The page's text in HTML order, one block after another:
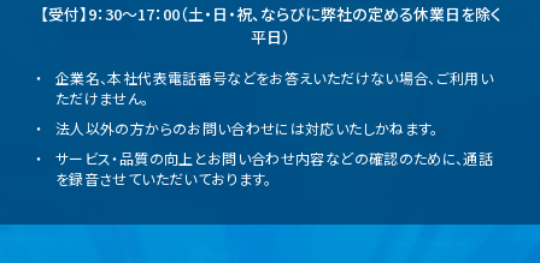
【受付】9：30～17：00（土・日・祝、ならびに弊社の定める休業日を除く
平日）
企業名、本社代表電話番号などをお答えいただけない場合、ご利用い
ただけません。
法人以外の方からのお問い合わせには対応いたしかねます。
サービス・品質の向上とお問い合わせ内容などの確認のために、通話
を録音させていただいております。